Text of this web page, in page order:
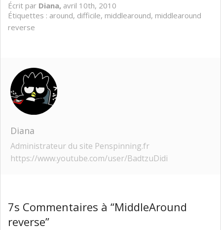
Écrit par Diana, avril 10th, 2010
Étiquettes : around, difficile, middlearound, middlearound
reverse
Diana
Administrateur du site Penspinning.fr
https://www.youtube.com/user/BadtzuDidi
7s Commentaires à “MiddleAround
reverse”